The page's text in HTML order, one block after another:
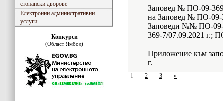
стопански дворове
Електронни административни
услуги
Конкурси
(Област Ямбол)
Заповед № ПО-09-
на Заповед № ПО-09-
Заповеди №№ ПО-09-
369-7/07.09.2021 г.;
Приложение към
г.
1 2 3 »